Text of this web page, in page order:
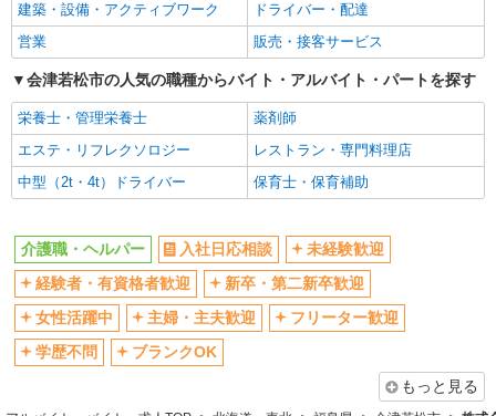
建築・設備・アクティブワーク
ドライバー・配達
営業
販売・接客サービス
会津若松市の人気の職種からバイト・アルバイト・パートを探す
栄養士・管理栄養士
薬剤師
エステ・リフレクソロジー
レストラン・専門料理店
中型（2t・4t）ドライバー
保育士・保育補助
介護職・ヘルパー 入社日応相談
未経験歓迎
経験者・有資格者歓迎
新卒・第二新卒歓迎
女性活躍中
主婦・主夫歓迎
フリーター歓迎
学歴不問
ブランクOK
もっと見る